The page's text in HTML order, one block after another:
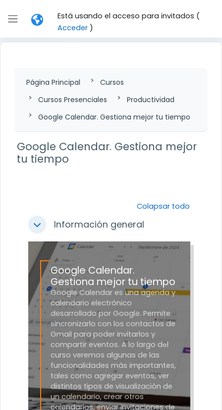
Panel lateral
Está usando el acceso para invitados (
Acceder)
Página Principal
Cursos
Cursos Presenciales
Productividad
Google Calendar. Gestiona mejor tu tiempo
Google Calendar. Gestiona mejor
tu tiempo
ColapsarInformación general
Colapsar todo
Google Calendar.
Gestiona mejor tu tiempo
Google Calendar es una agenda y
calendario electrónico
desarrollado por Google. Permite
sincronizarlo con los contactos de
Gmail para poder invitarlos y
compartir eventos. A lo largo del
curso veremos algunas de las
funcionalidades más importantes,
tales como agregar eventos, ver
distintos tipos de visualización de
un calendario, crear otros
calendarios, enviar invitaciones de